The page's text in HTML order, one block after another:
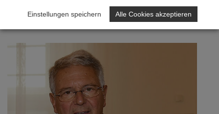
Stefan Musil zum 75.
Geburtstag
Einstellungen speichern Alle Cookies akzeptieren